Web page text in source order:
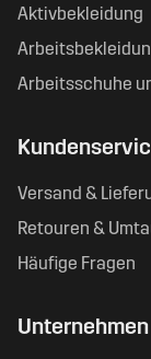
Aktivbekleidung
Arbeitsschuhe
Versand &
Retouren &
Häufige Fragen
Unternehmen